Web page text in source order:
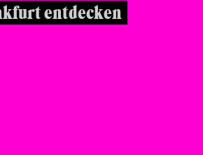
entdecken